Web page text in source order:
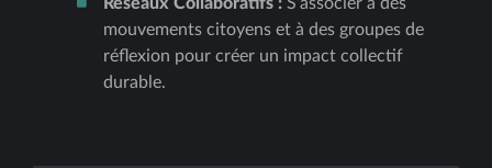
mouvements citoyens et à des groupes de
réflexion pour créer un impact collectif
durable.